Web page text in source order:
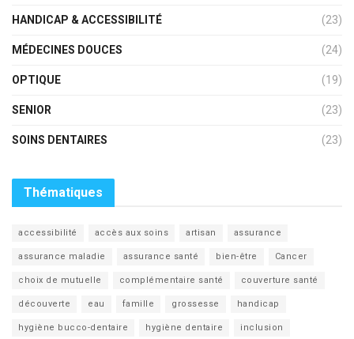
HANDICAP & ACCESSIBILITÉ (23)
MÉDECINES DOUCES (24)
OPTIQUE (19)
SENIOR (23)
SOINS DENTAIRES (23)
Thématiques
accessibilité accès aux soins artisan assurance
assurance maladie assurance santé bien-être Cancer
choix de mutuelle complémentaire santé couverture santé
découverte eau famille grossesse handicap
hygiène bucco-dentaire hygiène dentaire inclusion